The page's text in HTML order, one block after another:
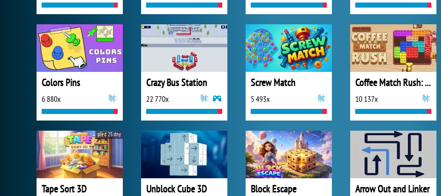
Colors Pins
6 880x
Crazy Bus Station
22 770x
Screw Match
5 493x
Coffee Match Rush: Sort Puzzle
10 137x
Tape Sort 3D
před 25 dny
Unblock Cube 3D Block Escape Arrow Out and Linker